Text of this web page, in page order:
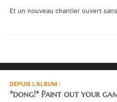
Et un nouveau chantier ouvert
DEPUIS L’ALBUM :
*dong!* Paint out your